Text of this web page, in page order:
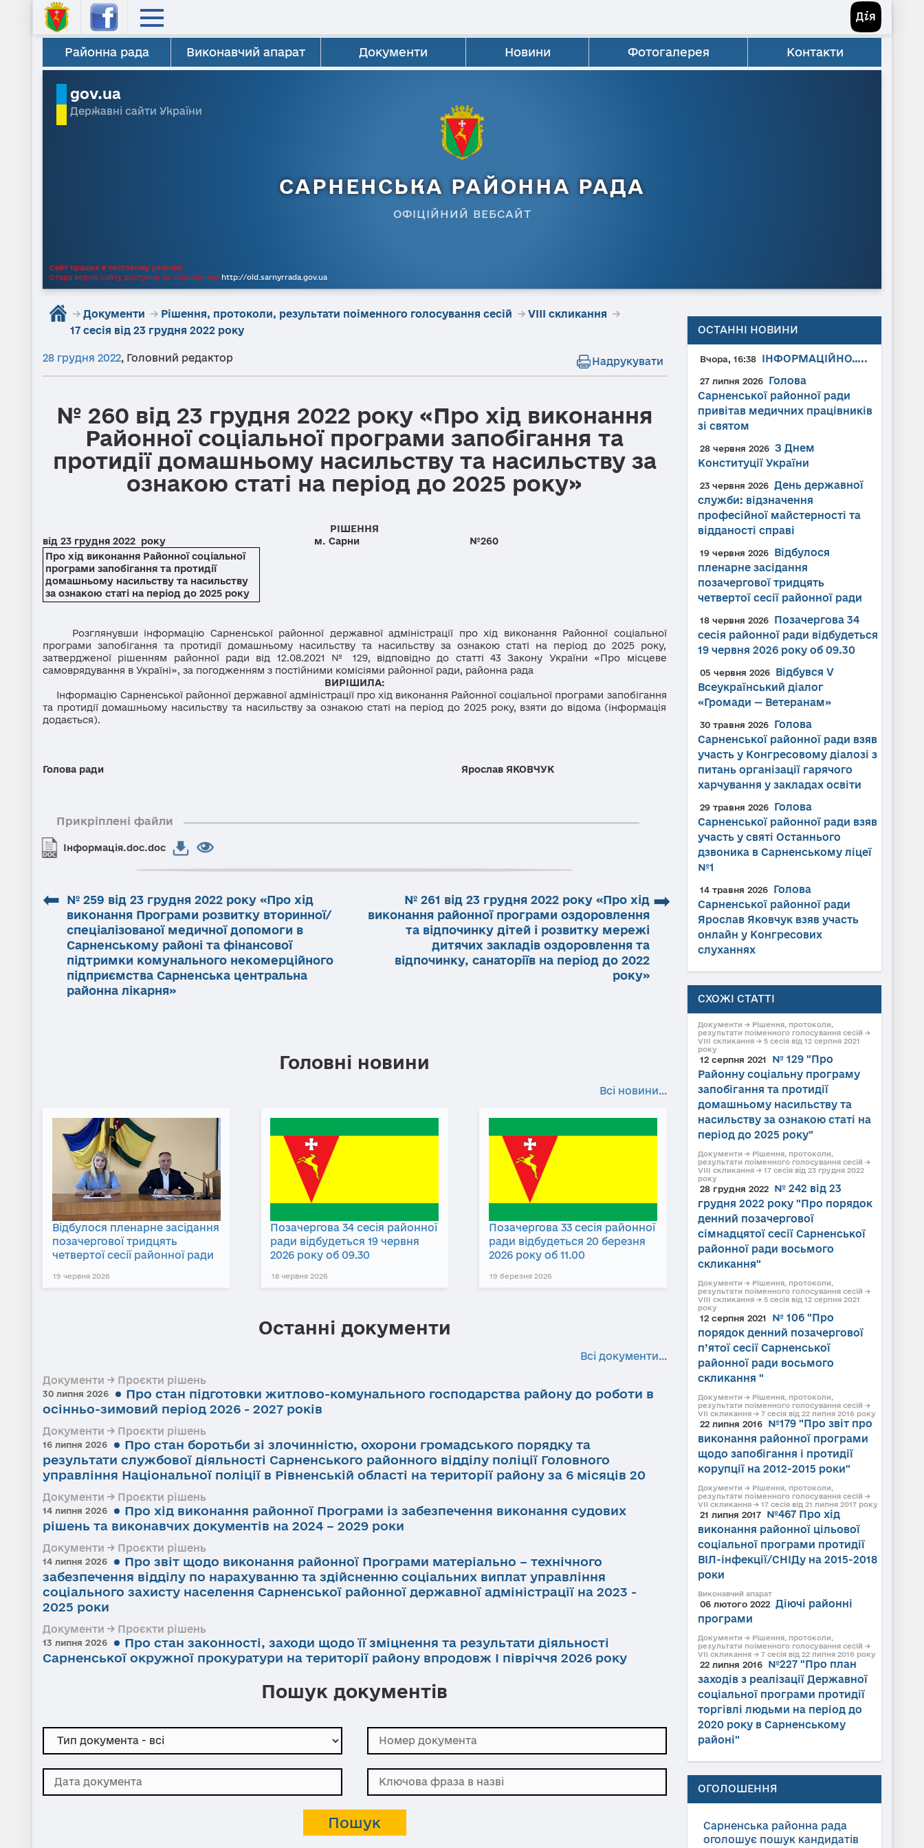
Районна рада Виконавчий апарат Документи Новини Фотогалерея Контакти
gov.ua
Державні сайти України
САРНЕНСЬКА РАЙОННА РАДА
ОФІЦІЙНИЙ ВЕБСАЙТ
Сайт працює в тестовому режимі.
Стара версія сайту доступна за посиланням http://old.sarnyrrada.gov.ua
→ Документи → Рішення, протоколи, результати поіменного голосування сесій → VIII скликання →
17 сесія від 23 грудня 2022 року
28 грудня 2022, Головний редактор Надрукувати
№ 260 від 23 грудня 2022 року «Про хід виконання
Районної соціальної програми запобігання та
протидії домашньому насильству та насильству за
ознакою статі на період до 2025 року»
РІШЕННЯ
від 23 грудня 2022 року м. Сарни №260
Про хід виконання Районної соціальної
програми запобігання та протидії
домашньому насильству та насильству
за ознакою статі на період до 2025 року
Розглянувши інформацію Сарненської районної державної адміністрації про хід виконання Районної соціальної
програми запобігання та протидії домашньому насильству та насильству за ознакою статі на період до 2025 року,
затвердженої рішенням районної ради від 12.08.2021 № 129, відповідно до статті 43 Закону України «Про місцеве
самоврядування в Україні», за погодженням з постійними комісіями районної ради, районна рада
ВИРІШИЛА:
Інформацію Сарненської районної державної адміністрації про хід виконання Районної соціальної програми запобігання
та протидії домашньому насильству та насильству за ознакою статі на період до 2025 року, взяти до відома (інформація
додається).
Голова ради Ярослав ЯКОВЧУК
Прикріплені файли
Інформація.doc.doc
⬅
№ 259 від 23 грудня 2022 року «Про хід
виконання Програми розвитку вторинної/
спеціалізованої медичної допомоги в
Сарненському районі та фінансової
підтримки комунального некомерційного
підприємства Сарненська центральна
районна лікарня»
➡
№ 261 від 23 грудня 2022 року «Про хід
виконання районної програми оздоровлення
та відпочинку дітей і розвитку мережі
дитячих закладів оздоровлення та
відпочинку, санаторіїв на період до 2022
року»
Головні новини
Всі новини...
Відбулося пленарне засідання
позачергової тридцять
четвертої сесії районної ради
19 червня 2026
Позачергова 34 сесія районної
ради відбудеться 19 червня
2026 року об 09.30
18 червня 2026
Позачергова 33 сесія районної
ради відбудеться 20 березня
2026 року об 11.00
19 березня 2026
Останні документи
Всі документи...
Документи → Проєкти рішень
30 липня 2026
Про стан підготовки житлово-комунального господарства району до роботи в
осінньо-зимовий період 2026 - 2027 років
Документи → Проєкти рішень
16 липня 2026
Про стан боротьби зі злочинністю, охорони громадського порядку та
результати службової діяльності Сарненського районного відділу поліції Головного
управління Національної поліції в Рівненській області на території району за 6 місяців 20
Документи → Проєкти рішень
14 липня 2026
Про хід виконання районної Програми із забезпечення виконання судових
рішень та виконавчих документів на 2024 – 2029 роки
Документи → Проєкти рішень
14 липня 2026
Про звіт щодо виконання районної Програми матеріально – технічного
забезпечення відділу по нарахуванню та здійсненню соціальних виплат управління
соціального захисту населення Сарненської районної державної адміністрації на 2023 -
2025 роки
Документи → Проєкти рішень
13 липня 2026
Про стан законності, заходи щодо її зміцнення та результати діяльності
Сарненської окружної прокуратури на території району впродовж І півріччя 2026 року
Пошук документів
ОСТАННІ НОВИНИ
Вчора, 16:38 ІНФОРМАЦІЙНО…..
27 липня 2026
Голова
Сарненської районної ради
привітав медичних працівників
зі святом
28 червня 2026
З Днем
Конституції України
23 червня 2026
День державної
служби: відзначення
професійної майстерності та
відданості справі
19 червня 2026
Відбулося
пленарне засідання
позачергової тридцять
четвертої сесії районної ради
18 червня 2026
Позачергова 34
сесія районної ради відбудеться
19 червня 2026 року об 09.30
05 червня 2026
Відбувся V
Всеукраїнський діалог
«Громади — Ветеранам»
30 травня 2026
Голова
Сарненської районної ради взяв
участь у Конгресовому діалозі з
питань організації гарячого
харчування у закладах освіти
29 травня 2026
Голова
Сарненської районної ради взяв
участь у святі Останнього
дзвоника в Сарненському ліцеї
№1
14 травня 2026
Голова
Сарненської районної ради
Ярослав Яковчук взяв участь
онлайн у Конгресових
слуханнях
СХОЖІ СТАТТІ
Документи → Рішення, протоколи,
результати поіменного голосування сесій →
VIII скликання → 5 сесія від 12 серпня 2021
року
12 серпня 2021
№ 129 "Про
Районну соціальну програму
запобігання та протидії
домашньому насильству та
насильству за ознакою статі на
період до 2025 року"
Документи → Рішення, протоколи,
результати поіменного голосування сесій →
VIII скликання → 17 сесія від 23 грудня 2022
року
28 грудня 2022
№ 242 від 23
грудня 2022 року "Про порядок
денний позачергової
сімнадцятої сесії Сарненської
районної ради восьмого
скликання"
Документи → Рішення, протоколи,
результати поіменного голосування сесій →
VIII скликання → 5 сесія від 12 серпня 2021
року
12 серпня 2021
№ 106 "Про
порядок денний позачергової
п’ятої сесії Сарненської
районної ради восьмого
скликання "
Документи → Рішення, протоколи,
результати поіменного голосування сесій →
VII скликання → 7 сесія від 22 липня 2016 року
22 липня 2016
№179 "Про звіт про
виконання районної програми
щодо запобігання і протидії
корупції на 2012-2015 роки"
Документи → Рішення, протоколи,
результати поіменного голосування сесій →
VII скликання → 17 сесія від 21 липня 2017 року
21 липня 2017
№467 Про хід
виконання районної цільової
соціальної програми протидії
ВІЛ-інфекції/СНІДу на 2015-2018
роки
Виконавчий апарат
06 лютого 2022
Діючі районні
програми
Документи → Рішення, протоколи,
результати поіменного голосування сесій →
VII скликання → 7 сесія від 22 липня 2016 року
22 липня 2016
№227 "Про план
заходів з реалізації Державної
соціальної програми протидії
торгівлі людьми на період до
2020 року в Сарненському
районі"
ОГОЛОШЕННЯ
Сарненська районна рада
оголошує пошук кандидатів